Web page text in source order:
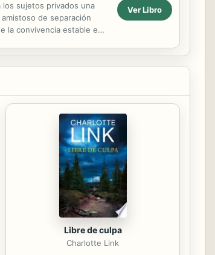
sujetos privados una
de separación
la convivencia estable en
Ver Libro
Libre de culpa
Charlotte Link